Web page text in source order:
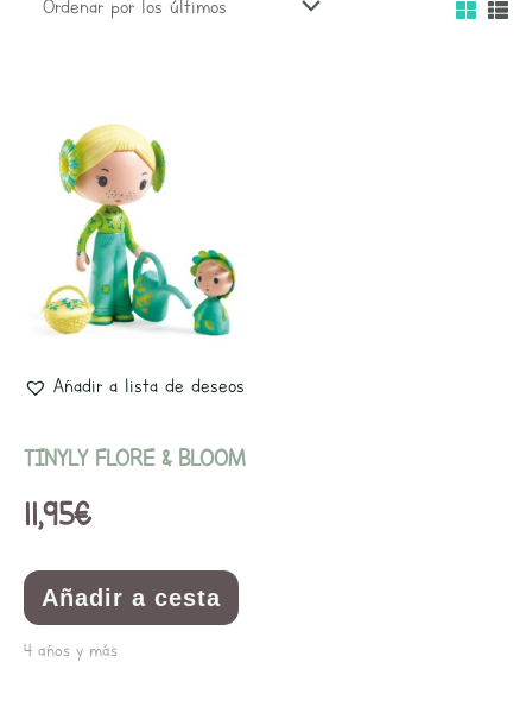
Añadir a lista de deseos
TINYLY FLORE & BLOOM
11,95€
Añadir a cesta
4 años y más